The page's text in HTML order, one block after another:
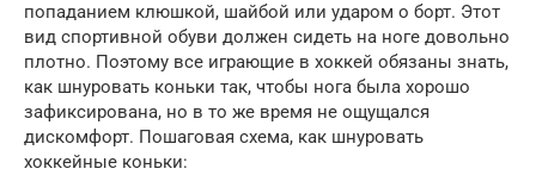
попаданием клюшкой, шайбой или ударом о борт. Этот
вид спортивной обуви должен сидеть на ноге довольно
плотно. Поэтому все играющие в хоккей обязаны знать,
как шнуровать коньки так, чтобы нога была хорошо
зафиксирована, но в то же время не ощущался
дискомфорт. Пошаговая схема, как шнуровать
хоккейные коньки: